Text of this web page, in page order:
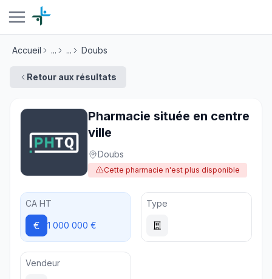
Accueil ... ... Doubs
Retour aux résultats
Pharmacie située en centre
ville
Doubs
Cette pharmacie n'est plus disponible
CA HT
€ 1 000 000 €
Type
Vendeur